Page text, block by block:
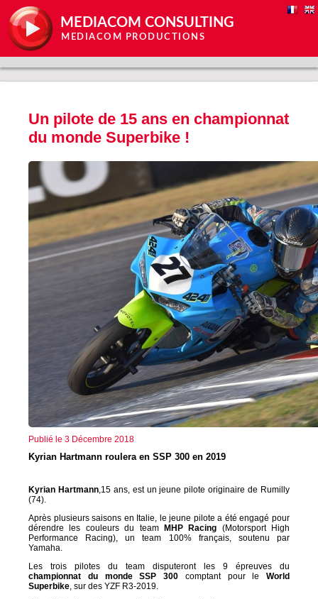
MEDIACOM CONSULTING
MEDIACOM PRODUCTIONS
Un pilote de 15 ans en championnat
du monde Superbike !
Publié le 3 Décembre 2018
Kyrian Hartmann roulera en SSP 300 en 2019
Kyrian Hartmann,15 ans, est un jeune pilote originaire de Rumilly
(74).
Après plusieurs saisons en Italie, le jeune pilote a été engagé pour
dérendre les couleurs du team
MHP Racing (Motorsport High
Performance Racing), un team 100% français, soutenu par
Yamaha.
Les trois pilotes du team disputeront les 9 épreuves du
championnat du monde SSP 300 comptant pour le World
Superbike, sur des YZF R3-2019.